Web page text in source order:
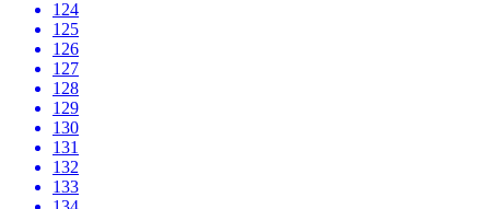
124
125
126
127
128
129
130
131
132
133